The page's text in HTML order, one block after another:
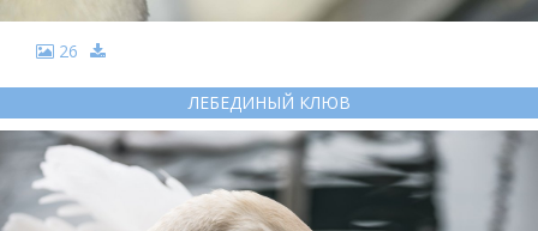
26
ЛЕБЕДИНЫЙ КЛЮВ